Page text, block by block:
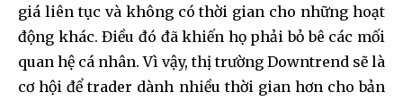
giá liên tục và không có thời gian cho những hoạt
động khác. Điều đó đã khiến họ phải bỏ bê các mối
quan hệ cá nhân. Vì vậy, thị trường Downtrend sẽ là
cơ hội để trader dành nhiều thời gian hơn cho bản